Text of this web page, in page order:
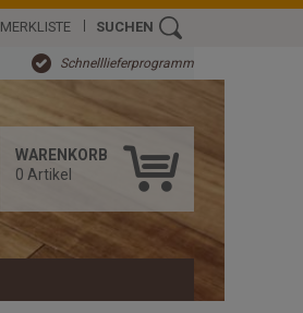
MERKLISTE SUCHEN
Schnelllieferprogramm
WARENKORB
0 Artikel